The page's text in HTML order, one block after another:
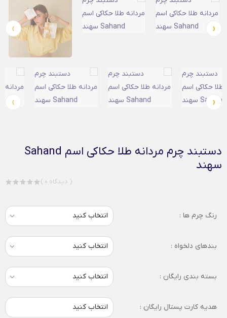
‹
›
‹
›
دستبند چرم مردانه طلا حکاکی اسم Sahand
سهند
( 0 دیدگاه )
رنگ چرم ها :
بندهای دلخواه :
بسته بندی رایگان :
هدیه کارت پستال رایگان : انتخاب کنید